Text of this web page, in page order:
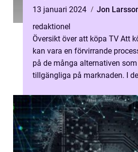
13 januari 2024
Jon
redaktionel
Översikt över att köpa TV Att
kan vara en förvirrande
på de många alternativen
tillgängliga på marknaden. I